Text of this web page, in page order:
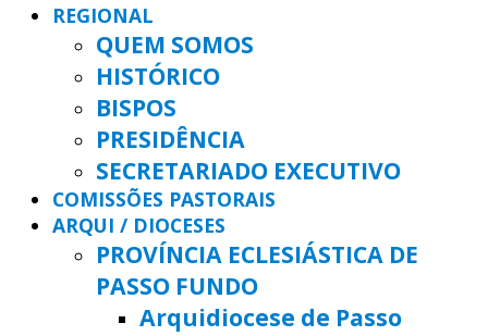
REGIONAL
QUEM SOMOS
HISTÓRICO
BISPOS
PRESIDÊNCIA
SECRETARIADO EXECUTIVO
COMISSÕES PASTORAIS
ARQUI / DIOCESES
PROVÍNCIA ECLESIÁSTICA DE
PASSO FUNDO
Arquidiocese de Passo